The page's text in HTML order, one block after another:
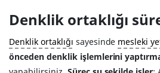
Denklik ortaklığı
Denklik ortaklığı sayesinde mesleki
önceden denklik işlemlerini